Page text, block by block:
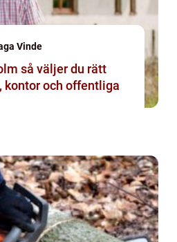
Vinde
rätt
kontor och offentliga